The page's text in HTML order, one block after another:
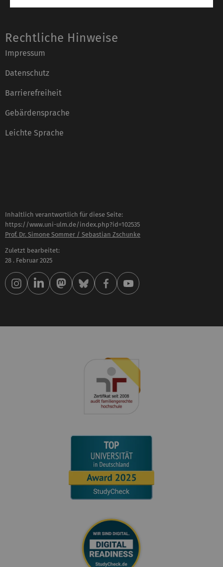
Rechtliche Hinweise
Impressum
Datenschutz
Barrierefreiheit
Gebärdensprache
Leichte Sprache
Inhaltlich verantwortlich für diese Seite:
https://www.uni-ulm.de/index.php?id=102535
Prof. Dr. Simone Sommer / Sebastian Zschunke
Zuletzt bearbeitet:
28 . Februar 2025